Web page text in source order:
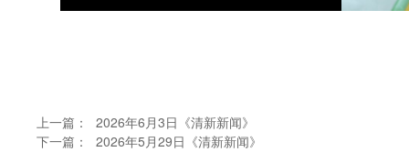
上一篇：
2026年6月3日《清新新闻》
下一篇：
2026年5月29日《清新新闻》